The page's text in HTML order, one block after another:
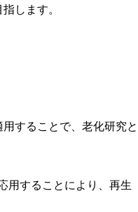
します。
することで、老化研究と
用することにより、再生